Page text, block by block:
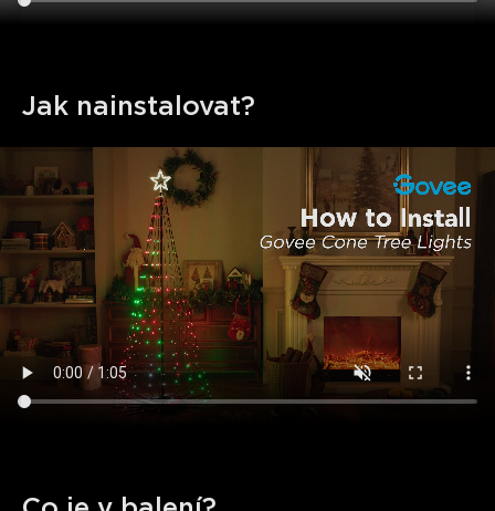
Jak nainstalovat?